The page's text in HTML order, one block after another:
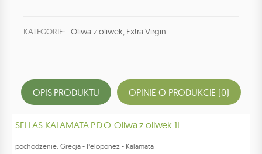
KATEGORIE: Oliwa z oliwek, Extra Virgin
OPIS PRODUKTU OPINIE O PRODUKCIE (0)
SELLAS KALAMATA P.D.O. Oliwa z oliwek 1L
pochodzenie: Grecja - Peloponez - Kalamata